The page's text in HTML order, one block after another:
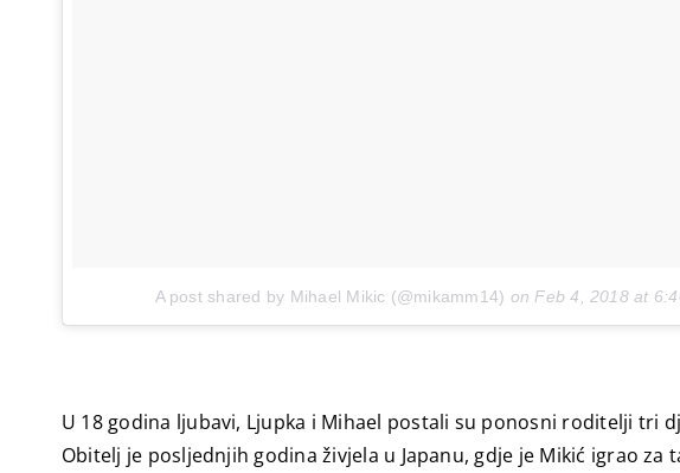
A post shared by Mihael Mikic (@mikamm14) on Feb 4, 2018 at
U 18 godina ljubavi, Ljupka i Mihael postali su ponosni roditelji tri
Obitelj je posljednjih godina živjela u Japanu, gdje je Mikić igrao